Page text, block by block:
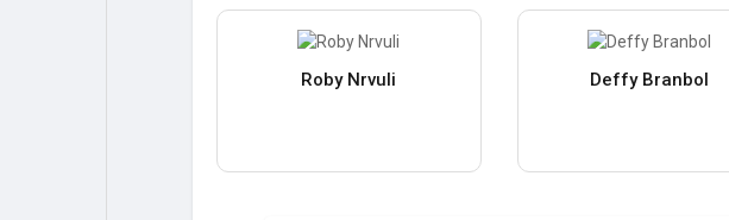
Roby Nrvuli Deffy Branbol